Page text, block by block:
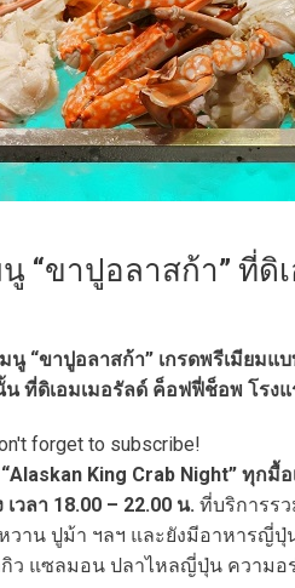
“ขาปูอลาสก้า” ที่
นู “ขาปูอลาสก้า” เกรดพรีเมียม
ที่ดิเอมเมอรัลด์ ค็อฟฟี่ช็อพ โรงแ
forget to subscribe!
King Crab Night” ทุก
วลา 18.00 – 22.00 น. ที่บริการร
วาน ปูม้า ฯลฯ และยังมีอาหารญี่
ว แซลมอน ปลาไหลญี่ปุ่น ความอ